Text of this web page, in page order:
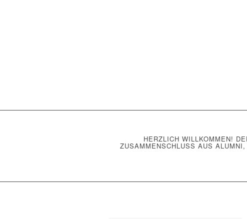
HERZLICH WILLKOMMEN!
ZUSAMMENSCHLUSS AUS